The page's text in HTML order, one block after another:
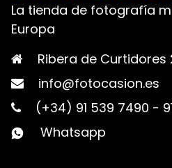
La tienda de fotografía
Europa
Ribera de Curtidores
info@fotocasion.es
(+34) 91 539 7490 -
Whatsapp